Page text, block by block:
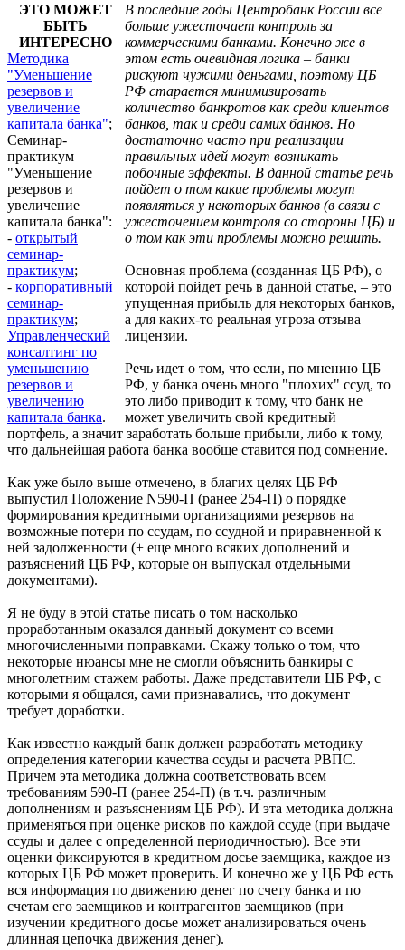
ЭТО МОЖЕТ
БЫТЬ
ИНТЕРЕСНО
Методика
"Уменьшение
резервов и
увеличение
капитала банка";
Семинар-
практикум
"Уменьшение
резервов и
увеличение
капитала банка":
- открытый
семинар-
практикум;
- корпоративный
семинар-
практикум;
Управленческий
консалтинг по
уменьшению
резервов и
увеличению
капитала банка.
В последние годы Центробанк России все
больше ужесточает контроль за
коммерческими банками. Конечно же в
этом есть очевидная логика – банки
рискуют чужими деньгами, поэтому ЦБ
РФ старается минимизировать
количество банкротов как среди клиентов
банков, так и среди самих банков. Но
достаточно часто при реализации
правильных идей могут возникать
побочные эффекты. В данной статье речь
пойдет о том какие проблемы могут
появляться у некоторых банков (в связи с
ужесточением контроля со стороны ЦБ) и
о том как эти проблемы можно решить.
Основная проблема (созданная ЦБ РФ), о
которой пойдет речь в данной статье, – это
упущенная прибыль для некоторых банков,
а для каких-то реальная угроза отзыва
лицензии.
Речь идет о том, что если, по мнению ЦБ
РФ, у банка очень много "плохих" ссуд, то
это либо приводит к тому, что банк не
может увеличить свой кредитный
портфель, а значит заработать больше прибыли, либо к тому,
что дальнейшая работа банка вообще ставится под сомнение.
Как уже было выше отмечено, в благих целях ЦБ РФ
выпустил Положение N590-П (ранее 254-П) о порядке
формирования кредитными организациями резервов на
возможные потери по ссудам, по ссудной и приравненной к
ней задолженности (+ еще много всяких дополнений и
разъяснений ЦБ РФ, которые он выпускал отдельными
документами).
Я не буду в этой статье писать о том насколько
проработанным оказался данный документ со всеми
многочисленными поправками. Скажу только о том, что
некоторые нюансы мне не смогли объяснить банкиры с
многолетним стажем работы. Даже представители ЦБ РФ, с
которыми я общался, сами признавались, что документ
требует доработки.
Как известно каждый банк должен разработать методику
определения категории качества ссуды и расчета РВПС.
Причем эта методика должна соответствовать всем
требованиям 590-П (ранее 254-П) (в т.ч. различным
дополнениям и разъяснениям ЦБ РФ). И эта методика должна
применяться при оценке рисков по каждой ссуде (при выдаче
ссуды и далее с определенной периодичностью). Все эти
оценки фиксируются в кредитном досье заемщика, каждое из
которых ЦБ РФ может проверить. И конечно же у ЦБ РФ есть
вся информация по движению денег по счету банка и по
счетам его заемщиков и контрагентов заемщиков (при
изучении кредитного досье может анализироваться очень
длинная цепочка движения денег).